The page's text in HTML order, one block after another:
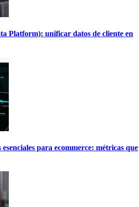
Platform): unificar datos de cliente en
para ecommerce: métricas que